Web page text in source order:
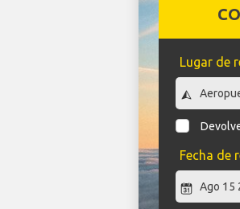
Lugar de
Fecha de